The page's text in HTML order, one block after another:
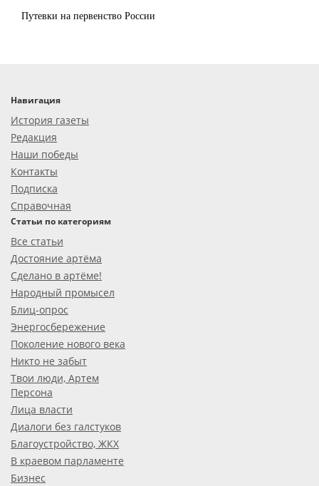
Путевки на первенство России
Навигация
История газеты
Редакция
Наши победы
Контакты
Подписка
Справочная
Статьи по категориям
Все статьи
Достояние артёма
Сделано в артёме!
Народный промысел
Блиц-опрос
Энергосбережение
Поколение нового века
Никто не забыт
Твои люди, Артем
Персона
Лица власти
Диалоги без галстуков
Благоустройство, ЖКХ
В краевом парламенте
Бизнес